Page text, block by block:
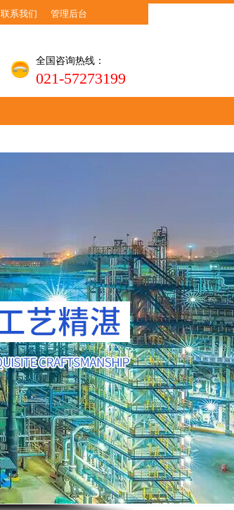
联系我们 管理后台
全国咨询热线：
021-57273199